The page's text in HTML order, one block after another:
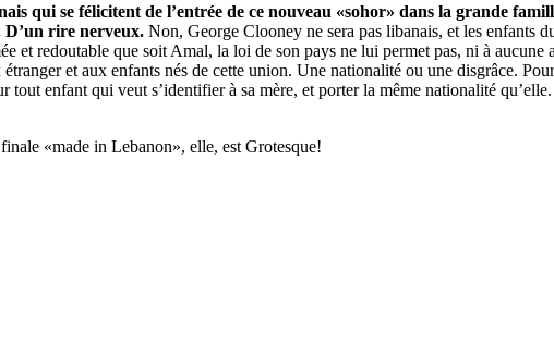
qui se félicitent de l’entrée de ce nouveau «sohor» dans la grande
D’un rire nerveux. Non, George Clooney ne sera pas libanais, et les enfants
et redoutable que soit Amal, la loi de son pays ne lui permet pas, ni à aucune
et aux enfants nés de cette union. Une nationalité ou une disgrâce.
enfant qui veut s’identifier à sa mère, et porter la même nationalité
«made in Lebanon», elle, est Grotesque!